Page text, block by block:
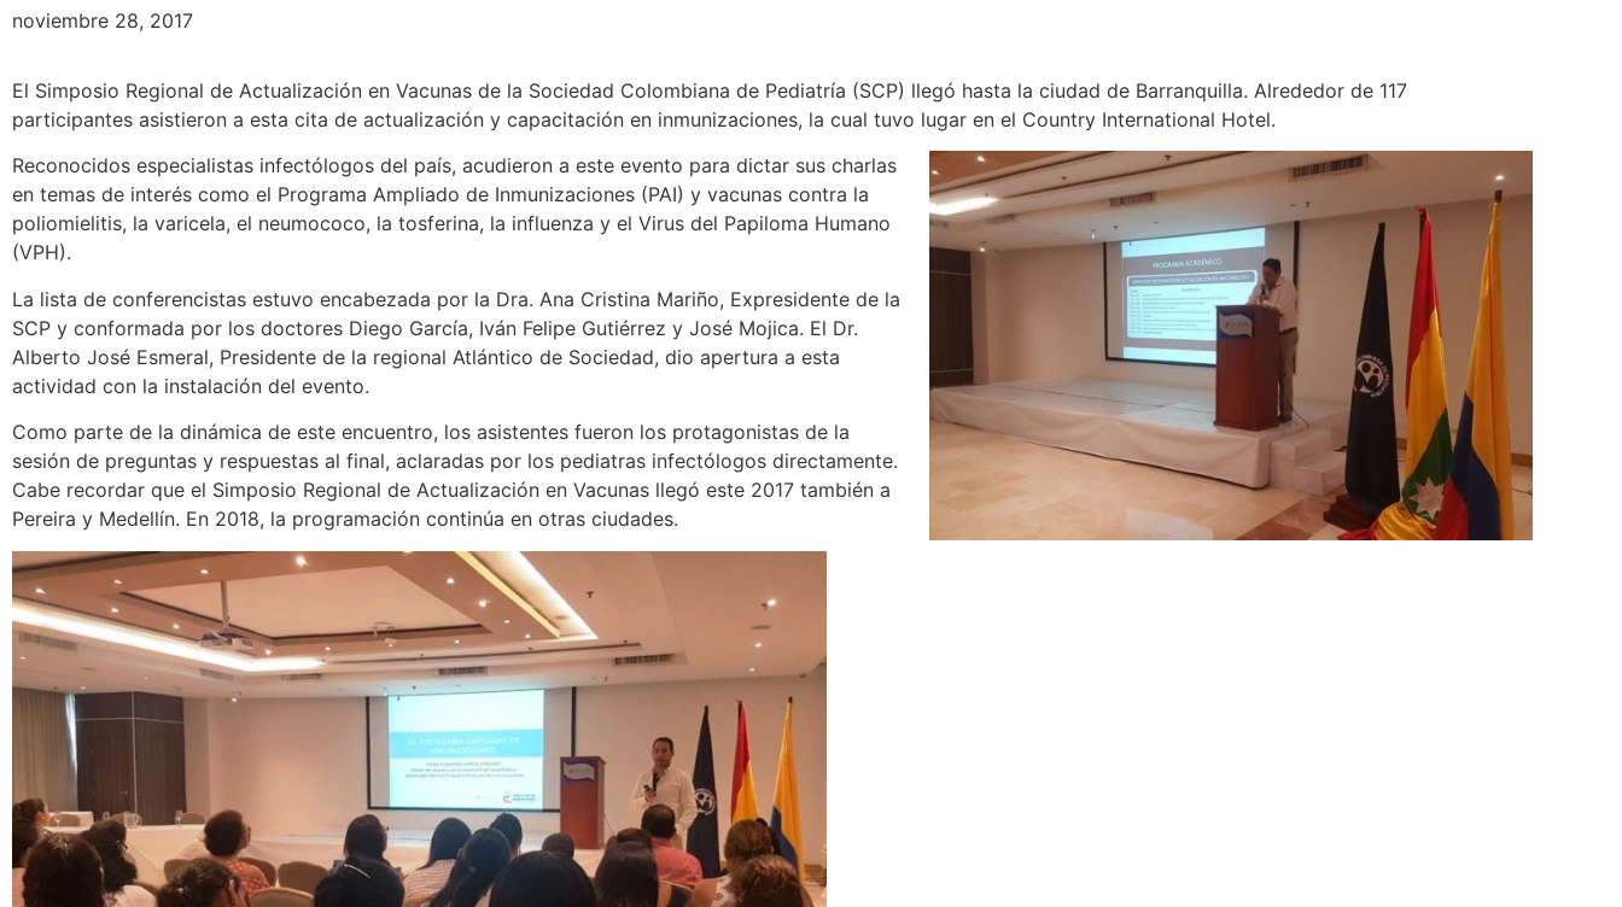
noviembre 28, 2017
El Simposio Regional de Actualización en Vacunas de la Sociedad Colombiana de Pediatría (SCP) llegó hasta la ciudad de Barranquilla. Alrededor de 117
participantes asistieron a esta cita de actualización y capacitación en inmunizaciones, la cual tuvo lugar en el Country International Hotel.
Reconocidos especialistas infectólogos del país, acudieron a este evento para dictar sus charlas
en temas de interés como el Programa Ampliado de Inmunizaciones (PAI) y vacunas contra la
poliomielitis, la varicela, el neumococo, la tosferina, la influenza y el Virus del Papiloma Humano
(VPH).
La lista de conferencistas estuvo encabezada por la Dra. Ana Cristina Mariño, Expresidente de la
SCP y conformada por los doctores Diego García, Iván Felipe Gutiérrez y José Mojica. El Dr.
Alberto José Esmeral, Presidente de la regional Atlántico de Sociedad, dio apertura a esta
actividad con la instalación del evento.
Como parte de la dinámica de este encuentro, los asistentes fueron los protagonistas de la
sesión de preguntas y respuestas al final, aclaradas por los pediatras infectólogos directamente.
Cabe recordar que el Simposio Regional de Actualización en Vacunas llegó este 2017 también a
Pereira y Medellín. En 2018, la programación continúa en otras ciudades.